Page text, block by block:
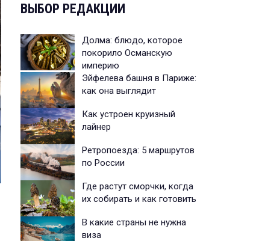
ВЫБОР РЕДАКЦИИ
Долма: блюдо, которое
покорило Османскую
империю
Эйфелева башня в Париже:
как она выглядит
Как устроен круизный
лайнер
Ретропоезда: 5 маршрутов
по России
Где растут сморчки, когда
их собирать и как готовить
В какие страны не нужна
виза